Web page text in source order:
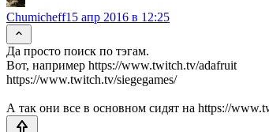
Chumicheff15 апр 2016 в 12:25
Да просто поиск по тэгам.
Вот, например https://www.twitch.tv/adafruit
https://www.twitch.tv/siegegames/
А так они все в основном сидят на https://